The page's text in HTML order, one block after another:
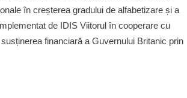
în creșterea gradului de alfabetizare și a
de IDIS Viitorul în cooperare cu
financiară a Guvernului Britanic prin